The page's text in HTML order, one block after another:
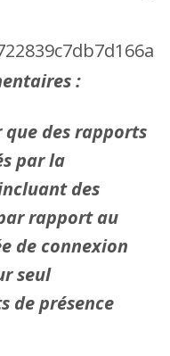
:
des rapports
par la
des
rapport au
de connexion
seul
de présence